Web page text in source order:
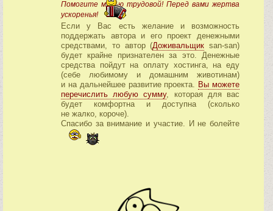
Помогите медью трудовой! Перед вами жертва
ускоренья!
Если у Вас есть желание и возможность
поддержать автора и его проект денежными
средствами, то автор (Доживальщик san-san)
будет крайне признателен за это. Денежные
средства пойдут на оплату хостинга, на еду
(себе любимому и домашним животинам)
и на дальнейшее развитие проекта. Вы можете
перечислить любую сумму, которая для вас
будет комфортна и доступна (сколько
не жалко, короче).
Спасибо за внимание и участие. И не болейте